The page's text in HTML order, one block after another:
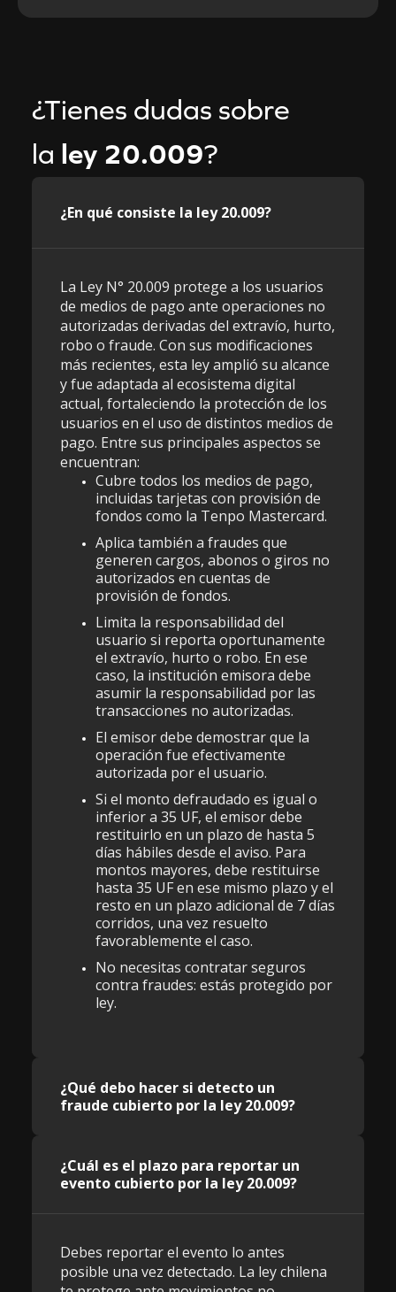
¿Tienes dudas sobre
la ley 20.009?
¿En qué consiste la ley 20.009?
La Ley N° 20.009 protege a los usuarios
de medios de pago ante operaciones no
autorizadas derivadas del extravío, hurto,
robo o fraude. Con sus modificaciones
más recientes, esta ley amplió su alcance
y fue adaptada al ecosistema digital
actual, fortaleciendo la protección de los
usuarios en el uso de distintos medios de
pago. Entre sus principales aspectos se
encuentran:
Cubre todos los medios de pago,
incluidas tarjetas con provisión de
fondos como la Tenpo Mastercard.
Aplica también a fraudes que
generen cargos, abonos o giros no
autorizados en cuentas de
provisión de fondos.
Limita la responsabilidad del
usuario si reporta oportunamente
el extravío, hurto o robo. En ese
caso, la institución emisora debe
asumir la responsabilidad por las
transacciones no autorizadas.
El emisor debe demostrar que la
operación fue efectivamente
autorizada por el usuario.
Si el monto defraudado es igual o
inferior a 35 UF, el emisor debe
restituirlo en un plazo de hasta 5
días hábiles desde el aviso. Para
montos mayores, debe restituirse
hasta 35 UF en ese mismo plazo y el
resto en un plazo adicional de 7 días
corridos, una vez resuelto
favorablemente el caso.
No necesitas contratar seguros
contra fraudes: estás protegido por
ley.
¿Qué debo hacer si detecto un
fraude cubierto por la ley 20.009?
¿Cuál es el plazo para reportar un
evento cubierto por la ley 20.009?
Debes reportar el evento lo antes
posible una vez detectado. La ley chilena